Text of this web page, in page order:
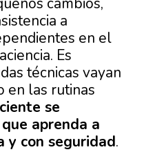
a
en el
Es
técnicas vayan
en las rutinas
se
aprenda a
y con seguridad.